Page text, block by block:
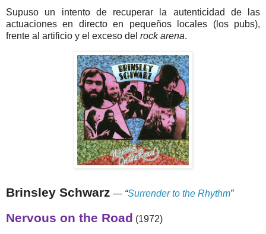
Supuso un intento de recuperar la autenticidad de las
actuaciones en directo en pequeños locales (los pubs),
frente al artificio y el exceso del rock arena.
Brinsley Schwarz — “Surrender to the Rhythm”
Nervous on the Road (1972)